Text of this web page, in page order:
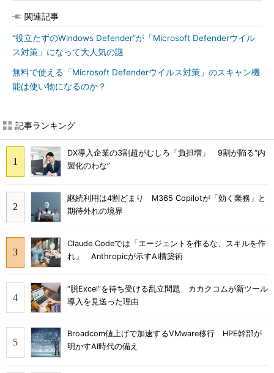
関連記事
“役立たずのWindows Defender”が「Microsoft Defenderウイル
ス対策」になって大人気の謎
無料で使える「Microsoft Defenderウイルス対策」のスキャン機
能は使い物になるのか？
記事ランキング
DX導入企業の3割超がむしろ「負担増」 9割が陥る“内
製化のわな”
継続利用は4割どまり M365 Copilotが「効く業務」と
期待外れの境界
Claude Codeでは「エージェントを作るな、スキルを作
れ」 Anthropicが示すAI構築術
“脱Excel”を待ち受ける乱立問題 カカクコムが新ツール
導入を見送った理由
Broadcom値上げで加速するVMware移行 HPE幹部が
明かすAI時代の備え